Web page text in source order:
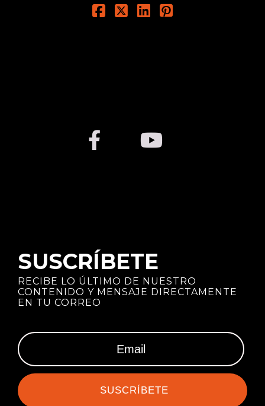
SUSCRÍBETE
RECIBE LO ÚLTIMO DE NUESTRO
CONTENIDO Y MENSAJE DIRECTAMENTE
EN TU CORREO
SUSCRÍBETE